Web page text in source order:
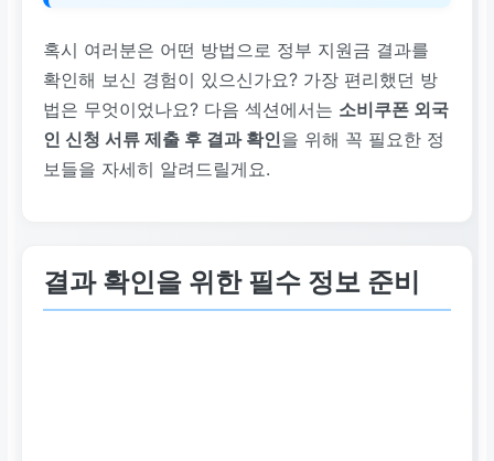
혹시 여러분은 어떤 방법으로 정부 지원금 결과를
확인해 보신 경험이 있으신가요? 가장 편리했던 방
법은 무엇이었나요? 다음 섹션에서는 소비쿠폰 외국
인 신청 서류 제출 후 결과 확인을 위해 꼭 필요한 정
보들을 자세히 알려드릴게요.
결과 확인을 위한 필수 정보 준비